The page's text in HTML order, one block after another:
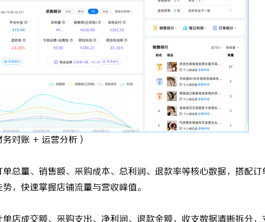
对账 + 运营分析）
量、销售额、采购成本、总利润、退款率等核心数据，搭配订
，快速掌握店铺流量与营收峰值。
成交额、采购支出、净利润、退款金额，收支数据清晰拆分，